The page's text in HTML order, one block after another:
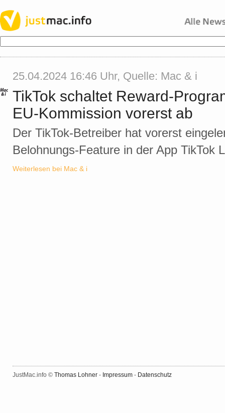
25.04.2024 16:46 Uhr, Quelle: Mac & i
TikTok schaltet Reward-
EU-Kommission vorerst ab
Der TikTok-Betreiber hat vorerst
Belohnungs-Feature in der App TikTok
Weiterlesen bei Mac & i
JustMac.info © Thomas Lohner - Impressum - Datenschutz